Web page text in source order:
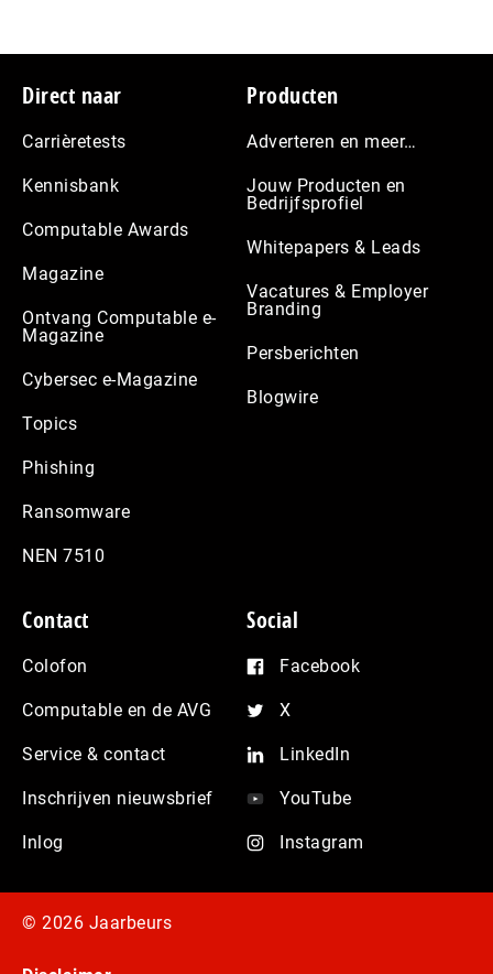
Footer
Direct naar
Carrièretests
Kennisbank
Computable Awards
Magazine
Ontvang Computable e-
Magazine
Cybersec e-Magazine
Topics
Phishing
Ransomware
NEN 7510
Producten
Adverteren en meer…
Jouw Producten en
Bedrijfsprofiel
Whitepapers & Leads
Vacatures & Employer
Branding
Persberichten
Blogwire
Contact
Colofon
Computable en de AVG
Service & contact
Inschrijven nieuwsbrief
Inlog
Social
Facebook
X
LinkedIn
YouTube
Instagram
© 2026 Jaarbeurs